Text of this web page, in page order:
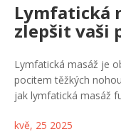
Lymfatická
zlepšit vaši
Lymfatická masáž je
pocitem těžkých
jak lymfatická masáž
raději vynechat a jak
kvě, 25 2025